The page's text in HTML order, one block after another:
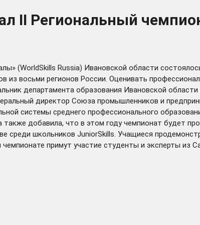
II Региональный
(WorldSkills Russia) Ивановской области
из восьми регионов России. Оценивать
департамента образования Ивановской
директор Союза промышленников и
системы среднего профессионального
добавила, что в этом году чемпионат будет
среди школьников JuniorSkills. Учащиеся
примут участие студенты и эксперты